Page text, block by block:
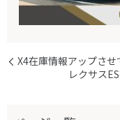
X4在庫情報アップさせ
レクサス